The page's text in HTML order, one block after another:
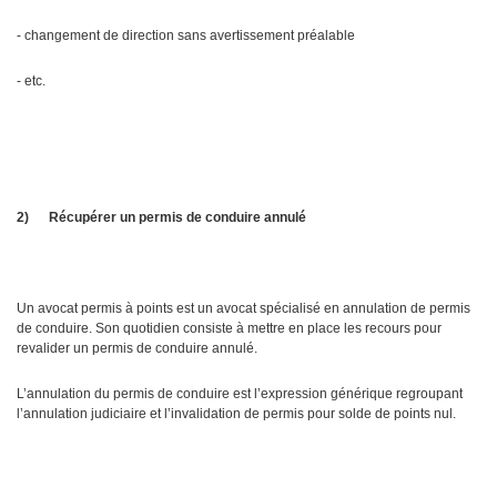
- changement de direction sans avertissement préalable
- etc.
2) Récupérer un permis de conduire annulé
Un avocat permis à points est un avocat spécialisé en annulation de permis
de conduire. Son quotidien consiste à mettre en place les recours pour
revalider un permis de conduire annulé.
L’annulation du permis de conduire est l’expression générique regroupant
l’annulation judiciaire et l’invalidation de permis pour solde de points nul.